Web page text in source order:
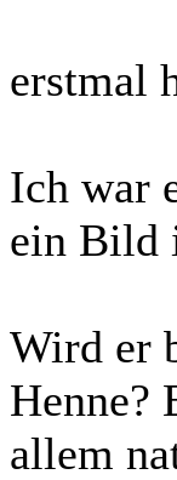
erstmal
Ich war
ein Bild
Wird er
Henne?
allem